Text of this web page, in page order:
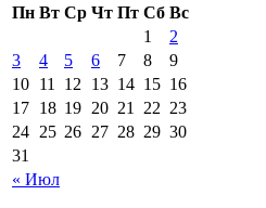
Пн Вт Ср Чт Пт Сб Вс
« Июл
1
2
3
4 5 6 7 8
9
10 11 12 13 14 15 16
17 18 19 20 21 22 23
24 25 26 27 28 29 30
31